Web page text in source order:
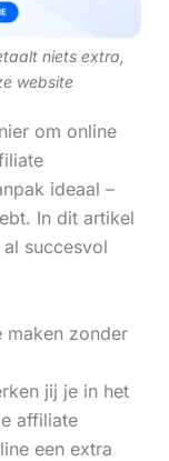
niets extra,
website
om online
ideaal –
In dit artikel
succesvol
maken zonder
jij je in het
affiliate
een extra